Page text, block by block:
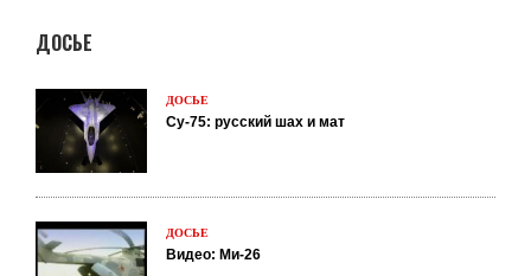
ДОСЬЕ
ДОСЬЕ
Су-75: русский шах и мат
ДОСЬЕ
Видео: Ми-26